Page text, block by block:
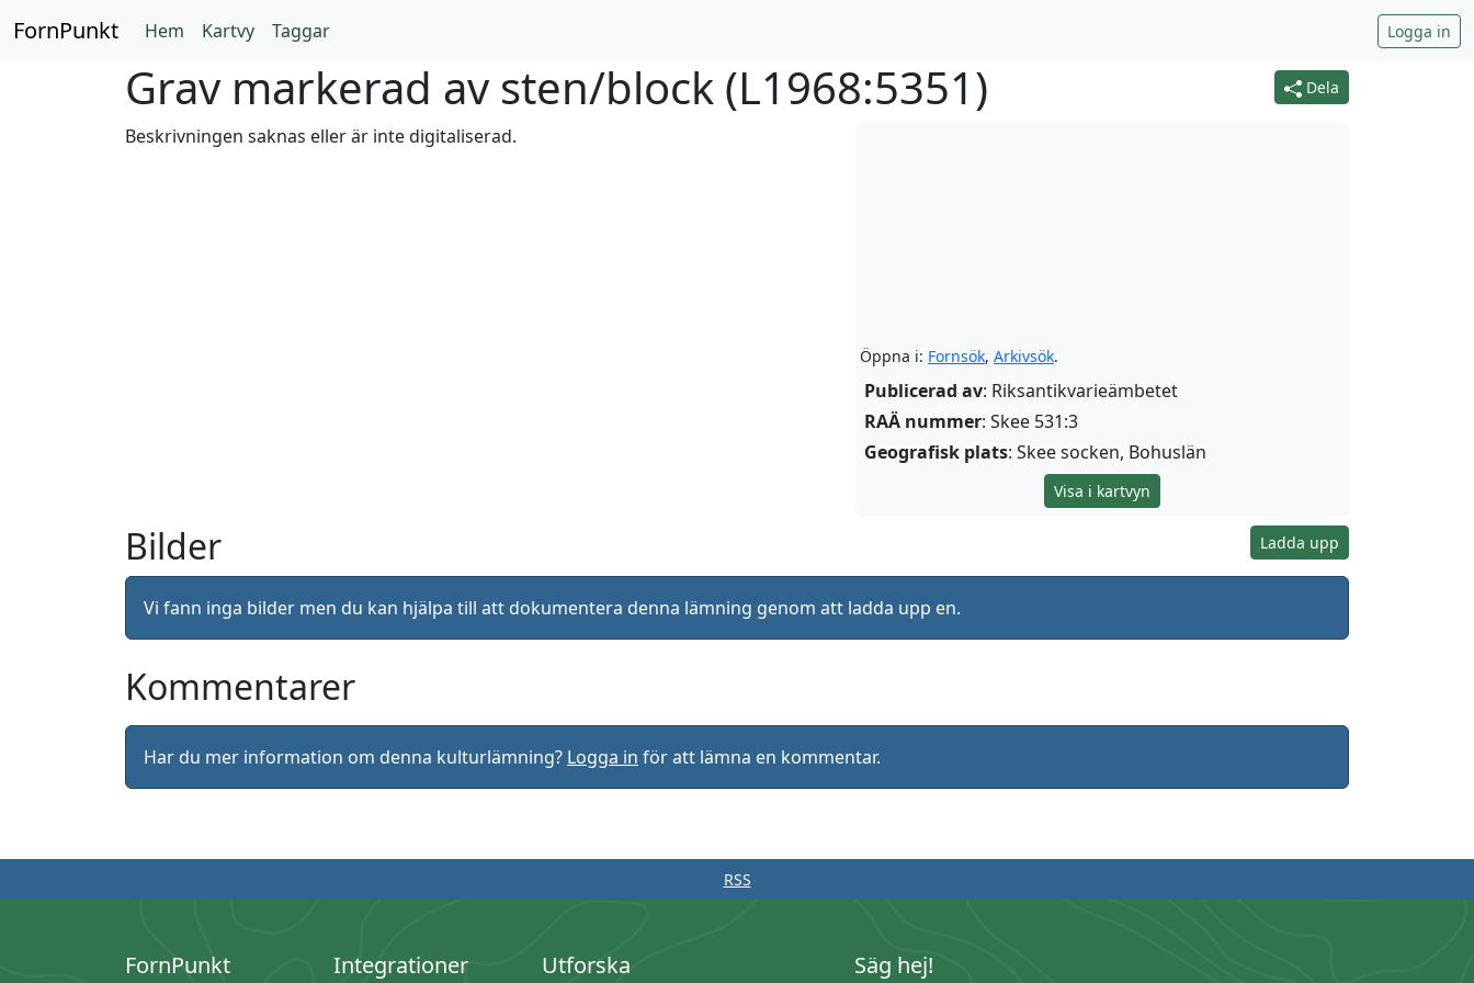
FornPunkt Hem Kartvy Taggar Logga in
Dela
Grav markerad av sten/block (L1968:5351)
Öppna i: Fornsök, Arkivsök.
Publicerad av: Riksantikvarieämbetet
RAÄ nummer: Skee 531:3
Geografisk plats: Skee socken, Bohuslän
Visa i kartvyn
Beskrivningen saknas eller är inte digitaliserad.
Ladda upp
Bilder
Vi fann inga bilder men du kan hjälpa till att dokumentera denna lämning genom att ladda upp en.
Kommentarer
Har du mer information om denna kulturlämning? Logga in för att lämna en kommentar.
RSS
FornPunkt Integrationer Utforska Säg hej!